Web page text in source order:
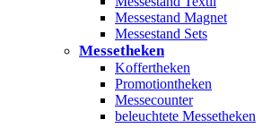
Messestand Magnet
Messestand Sets
Messetheken
Koffertheken
Promotiontheken
Messecounter
beleuchtete Messetheken